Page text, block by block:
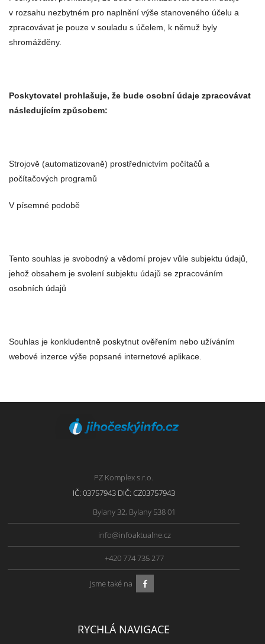
v rozsahu nezbytném pro naplnění výše stanoveného účelu a
zpracovávat je pouze v souladu s účelem, k němuž byly
shromážděny.
Poskytovatel prohlašuje, že bude osobní údaje zpracovávat
následujícím způsobem:
Strojově (automatizovaně) prostřednictvím počítačů a
počítačových programů
V písemné podobě
Tento souhlas je svobodný a vědomí projev vůle subjektu údajů,
jehož obsahem je svolení subjektu údajů se zpracováním
osobních údajů
Souhlas je konkludentně poskytnut ověřením nebo užíváním
webové inzerce výše popsané internetové aplikace.
PZ Komplex s.r.o.
IČ: 03757943 DIČ: CZ03757943
Bylany 32, Bylany 538 01
info@infoaktualne.cz
+420 774 735 277
Jsme také na
RYCHLÁ NAVIGACE